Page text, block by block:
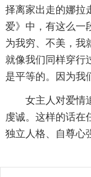
择离家出走的娜拉
爱》中，有这么一
为我穷、不美，我
就像我们同样穿行
是平等的。因为我
女主人对爱情
虔诚。这样的话在
独立人格、自尊心